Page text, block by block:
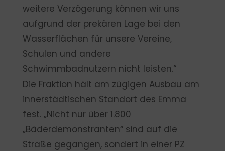
weitere Verzögerung können wir uns
aufgrund der prekären Lage bei den
Wasserflächen für unsere Vereine,
Schulen und andere
Schwimmbadnutzern nicht leisten.“
Die Fraktion hält am zügigen Ausbau am
innerstädtischen Standort des Emma
fest. „Nicht nur über 1.800
„Bäderdemonstranten“ sind auf die
Straße gegangen, sondert in einer PZ